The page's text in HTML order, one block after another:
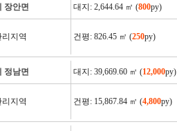
장안면 대지: 2,644.64 ㎡ (800py)
지역 건평: 826.45 ㎡ (250py)
정남면 대지: 39,669.60 ㎡ (12,000py)
지역 건평: 15,867.84 ㎡ (4,800py)